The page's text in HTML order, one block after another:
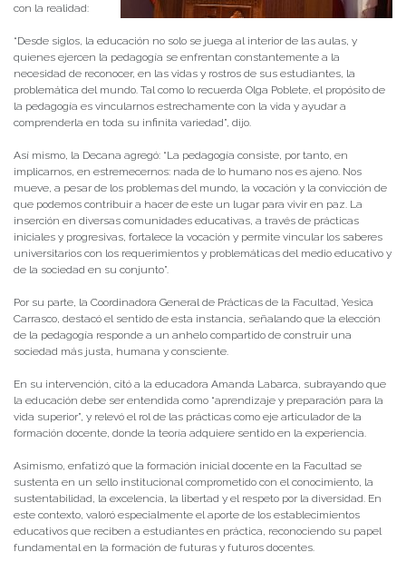
con la realidad:
“Desde siglos, la educación no solo se juega al interior de las aulas, y
quienes ejercen la pedagogía se enfrentan constantemente a la
necesidad de reconocer, en las vidas y rostros de sus estudiantes, la
problemática del mundo. Tal como lo recuerda Olga Poblete, el propósito de
la pedagogía es vincularnos estrechamente con la vida y ayudar a
comprenderla en toda su infinita variedad”, dijo.
Así mismo, la Decana agregó: “La pedagogía consiste, por tanto, en
implicarnos, en estremecernos: nada de lo humano nos es ajeno. Nos
mueve, a pesar de los problemas del mundo, la vocación y la convicción de
que podemos contribuir a hacer de este un lugar para vivir en paz. La
inserción en diversas comunidades educativas, a través de prácticas
iniciales y progresivas, fortalece la vocación y permite vincular los saberes
universitarios con los requerimientos y problemáticas del medio educativo y
de la sociedad en su conjunto”.
Por su parte, la Coordinadora General de Prácticas de la Facultad, Yesica
Carrasco, destacó el sentido de esta instancia, señalando que la elección
de la pedagogía responde a un anhelo compartido de construir una
sociedad más justa, humana y consciente.
En su intervención, citó a la educadora Amanda Labarca, subrayando que
la educación debe ser entendida como “aprendizaje y preparación para la
vida superior”, y relevó el rol de las prácticas como eje articulador de la
formación docente, donde la teoría adquiere sentido en la experiencia.
Asimismo, enfatizó que la formación inicial docente en la Facultad se
sustenta en un sello institucional comprometido con el conocimiento, la
sustentabilidad, la excelencia, la libertad y el respeto por la diversidad. En
este contexto, valoró especialmente el aporte de los establecimientos
educativos que reciben a estudiantes en práctica, reconociendo su papel
fundamental en la formación de futuras y futuros docentes.